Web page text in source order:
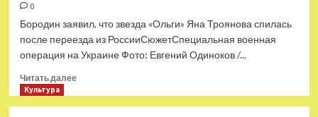
Добронравова
Пахмутовой
0
Бородин заявил, что звезда «Ольги» Яна Троянова спилась
после переезда из РоссииСюжетСпециальная военная
операция на Украине Фото: Евгений Одиноков /...
Читать далееПрочитать
Культура